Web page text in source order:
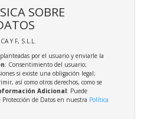
SOBRE
Y F, S.L.L.
por el usuario y enviarle la
: Consentimiento del usuario;
si existe una obligación legal;
así como otros derechos, como se
Adicional: Puede
de Datos en nuestra Política